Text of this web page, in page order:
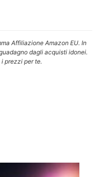
Affiliazione Amazon EU. In
dagli acquisti idonei.
prezzi per te.